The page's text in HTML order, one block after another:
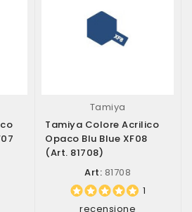
Tamiya
Tamiya Colore Acrilico
Opaco Blu Blue XF08
(art. 81708)
Art: 81708
1
recensione